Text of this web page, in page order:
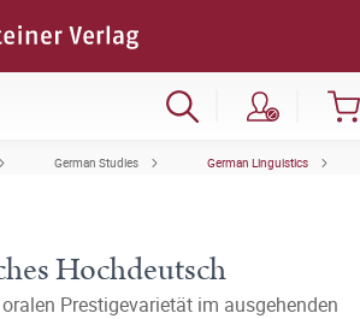
German Studies German Linguistics
Hochdeutsch
Prestigevarietät im ausgehenden